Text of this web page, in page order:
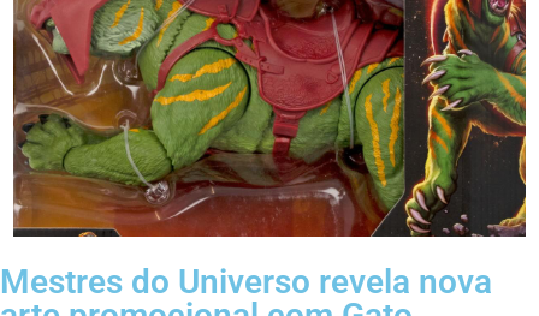
Mestres do Universo revela nova